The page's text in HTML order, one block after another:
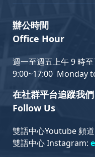
辦公時間
Office Hour
週一至週五上午 9 時
9:00~17:00 Monday
在社群平台追蹤我們
Follow Us
雙語中心Youtube 頻
雙語中心 Instagram: